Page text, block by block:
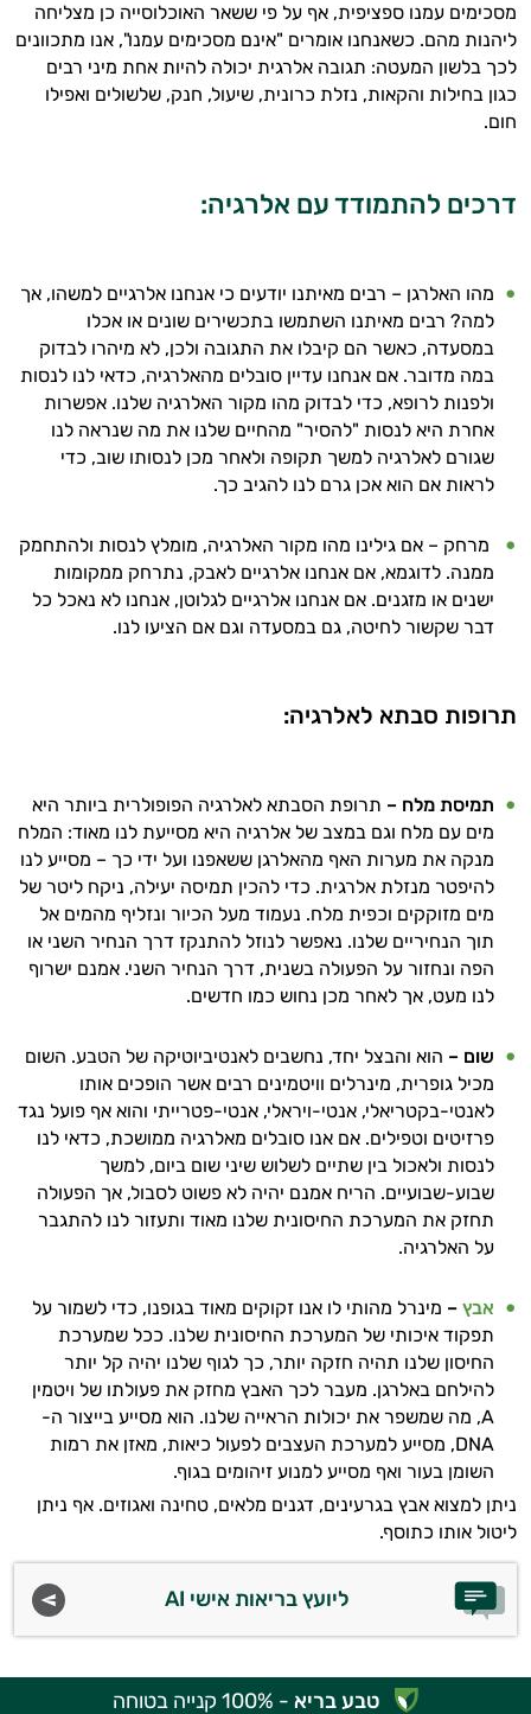
מסכימים עמנו ספציפית, אף על פי ששאר האוכלוסייה כן מצליחה
ליהנות מהם. כשאנחנו אומרים "אינם מסכימים עמנו", אנו מתכוונים
לכך בלשון המעטה: תגובה אלרגית יכולה להיות אחת מיני רבים
כגון בחילות והקאות, נזלת כרונית, שיעול, חנק, שלשולים ואפילו
חום.
דרכים להתמודד עם אלרגיה:
מהו האלרגן – רבים מאיתנו יודעים כי אנחנו אלרגיים למשהו, אך
למה? רבים מאיתנו השתמשו בתכשירים שונים או אכלו
במסעדה, כאשר הם קיבלו את התגובה ולכן, לא מיהרו לבדוק
במה מדובר. אם אנחנו עדיין סובלים מהאלרגיה, כדאי לנו לנסות
ולפנות לרופא, כדי לבדוק מהו מקור האלרגיה שלנו. אפשרות
אחרת היא לנסות "להסיר" מהחיים שלנו את מה שנראה לנו
שגורם לאלרגיה למשך תקופה ולאחר מכן לנסותו שוב, כדי
לראות אם הוא אכן גרם לנו להגיב כך.
מרחק – אם גילינו מהו מקור האלרגיה, מומלץ לנסות ולהתחמק
ממנה. לדוגמא, אם אנחנו אלרגיים לאבק, נתרחק ממקומות
ישנים או מזגנים. אם אנחנו אלרגיים לגלוטן, אנחנו לא נאכל כל
דבר שקשור לחיטה, גם במסעדה וגם אם הציעו לנו.
תרופות סבתא לאלרגיה:
תמיסת מלח – תרופת הסבתא לאלרגיה הפופולרית ביותר היא
מים עם מלח וגם במצב של אלרגיה היא מסייעת לנו מאוד: המלח
מנקה את מערות האף מהאלרגן ששאפנו ועל ידי כך – מסייע לנו
להיפטר מנזלת אלרגית. כדי להכין תמיסה יעילה, ניקח ליטר של
מים מזוקקים וכפית מלח. נעמוד מעל הכיור ונזליף מהמים אל
תוך הנחיריים שלנו. נאפשר לנוזל להתנקז דרך הנחיר השני או
הפה ונחזור על הפעולה בשנית, דרך הנחיר השני. אמנם ישרוף
לנו מעט, אך לאחר מכן נחוש כמו חדשים.
שום – הוא והבצל יחד, נחשבים לאנטיביוטיקה של הטבע. השום
מכיל גופרית, מינרלים וויטמינים רבים אשר הופכים אותו
לאנטי-בקטריאלי, אנטי-ויראלי, אנטי-פטרייתי והוא אף פועל נגד
פרזיטים וטפילים. אם אנו סובלים מאלרגיה ממושכת, כדאי לנו
לנסות ולאכול בין שתיים לשלוש שיני שום ביום, למשך
שבוע-שבועיים. הריח אמנם יהיה לא פשוט לסבול, אך הפעולה
תחזק את המערכת החיסונית שלנו מאוד ותעזור לנו להתגבר
על האלרגיה.
אבץ – מינרל מהותי לו אנו זקוקים מאוד בגופנו, כדי לשמור על
תפקוד איכותי של המערכת החיסונית שלנו. ככל שמערכת
החיסון שלנו תהיה חזקה יותר, כך לגוף שלנו יהיה קל יותר
להילחם באלרגן. מעבר לכך האבץ מחזק את פעולתו של ויטמין
A, מה שמשפר את יכולות הראייה שלנו. הוא מסייע בייצור ה-
DNA, מסייע למערכת העצבים לפעול כיאות, מאזן את רמות
השומן בעור ואף מסייע למנוע זיהומים בגוף.
ניתן למצוא אבץ בגרעינים, דגנים מלאים, טחינה ואגוזים. אף ניתן
ליטול אותו כתוסף.
ליועץ בריאות אישי AI
טבע בריא - 100% קנייה בטוחה
היי,
אני יועץ הבריאות האישי AI של טבע בריא.
התשובות שלי מבוססות על מאגרי מידע קליניים
ותזונת הספורט.
אני כאן כדי לעזור לך להתאים את תוספי
התזונה ומוצרי הבריאות המדויקים למטרות
יום וגם בתחום הכושר והספורט.
זה הזמן להתחיל. איך אוכל לעזור?